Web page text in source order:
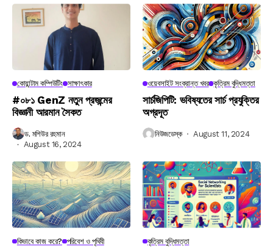
কোয়ান্টাম কম্পিউটিং সাক্ষাৎকার
#০৮১ GenZ নতুন প্রজন্মের
বিজ্ঞানী আরমান সৈকত
ড. মশিউর রহমান
August 16, 2024
ওয়েবসাইট সংক্রান্ত খবর কৃত্রিম বুদ্ধিমত্তা
সার্চজিপিটি: ভবিষ্যতের সার্চ প্রযুক্তির
অগ্রদূত
নিউজডেস্ক August 11, 2024
কিভাবে কাজ করে? পরিবেশ ও পৃথিবী কৃত্রিম বুদ্ধিমত্তা